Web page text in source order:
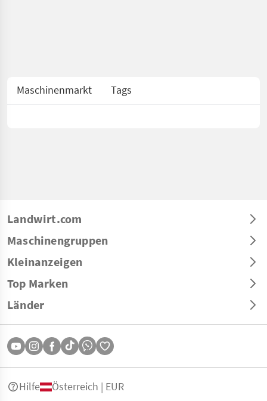
Maschinenmarkt Tags
Landwirt.com
Maschinengruppen
Kleinanzeigen
Top Marken
Länder
Hilfe Österreich | EUR